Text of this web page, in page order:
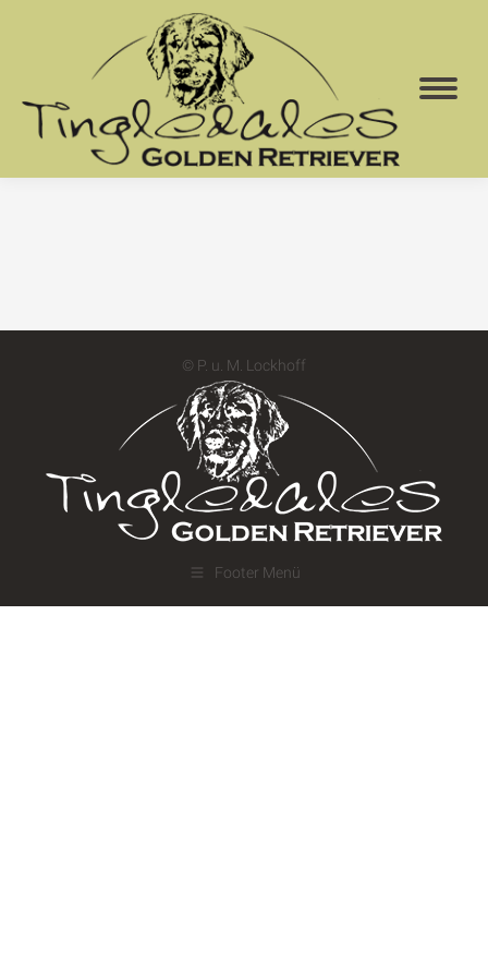
© P. u. M. Lockhoff
Footer Menü